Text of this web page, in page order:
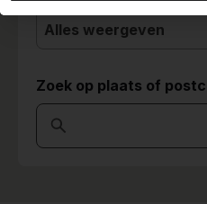
10
Alles weergeven
Zoek op plaats of